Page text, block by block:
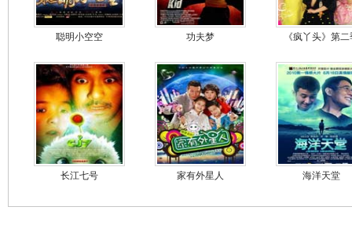
聪明小空空 功夫梦 《疯丫头》第二
长江七号 家有外星人 海洋天堂